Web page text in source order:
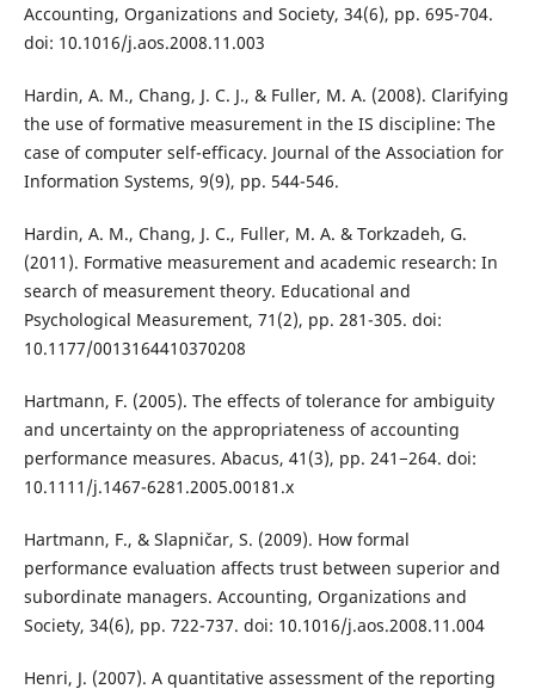
Accounting, Organizations and Society, 34(6), pp. 695-704.
doi: 10.1016/j.aos.2008.11.003
Hardin, A. M., Chang, J. C. J., & Fuller, M. A. (2008). Clarifying
the use of formative measurement in the IS discipline: The
case of computer self-efficacy. Journal of the Association for
Information Systems, 9(9), pp. 544-546.
Hardin, A. M., Chang, J. C., Fuller, M. A. & Torkzadeh, G.
(2011). Formative measurement and academic research: In
search of measurement theory. Educational and
Psychological Measurement, 71(2), pp. 281-305. doi:
10.1177/0013164410370208
Hartmann, F. (2005). The effects of tolerance for ambiguity
and uncertainty on the appropriateness of accounting
performance measures. Abacus, 41(3), pp. 241−264. doi:
10.1111/j.1467-6281.2005.00181.x
Hartmann, F., & Slapničar, S. (2009). How formal
performance evaluation affects trust between superior and
subordinate managers. Accounting, Organizations and
Society, 34(6), pp. 722-737. doi: 10.1016/j.aos.2008.11.004
Henri, J. (2007). A quantitative assessment of the reporting